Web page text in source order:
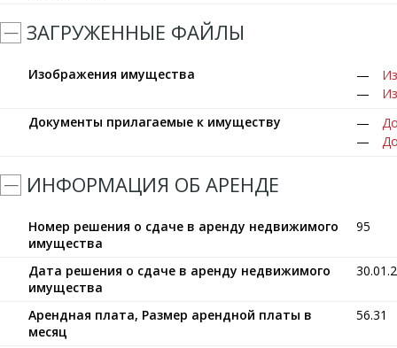
ЗАГРУЖЕННЫЕ ФАЙЛЫ
Изображения имущества
Документы прилагаемые к имуществу
ИНФОРМАЦИЯ ОБ АРЕНДЕ
Номер решения о сдаче в аренду недвижимого
имущества
95
Дата решения о сдаче в аренду недвижимого
имущества
Арендная плата, Размер арендной платы в
месяц
56.31